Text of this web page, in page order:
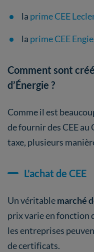
la prime CEE
la prime CEE Engie
Comment sont
d’Énergie ?
Comme il est
de fournir des CEE au
taxe, plusieurs
L'achat de CEE
Un véritablemarché
prix varie en fonction
les entreprises
de certificats.